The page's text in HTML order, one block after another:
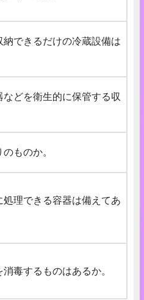
できるだけの冷蔵設備は
どを衛生的に保管する収
ものか。
処理できる容器は備えてあ
毒するものはあるか。